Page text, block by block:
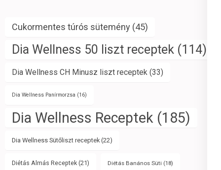
Cukormentes túrós sütemény (45)
Dia Wellness 50 liszt receptek (114)
Dia Wellness CH Minusz liszt receptek (33)
Dia Wellness Panírmorzsa (16)
Dia Wellness Receptek (185)
Dia Wellness Sütőliszt receptek (22)
Diétás Almás Receptek (21) Diétás Banános Süti (18)